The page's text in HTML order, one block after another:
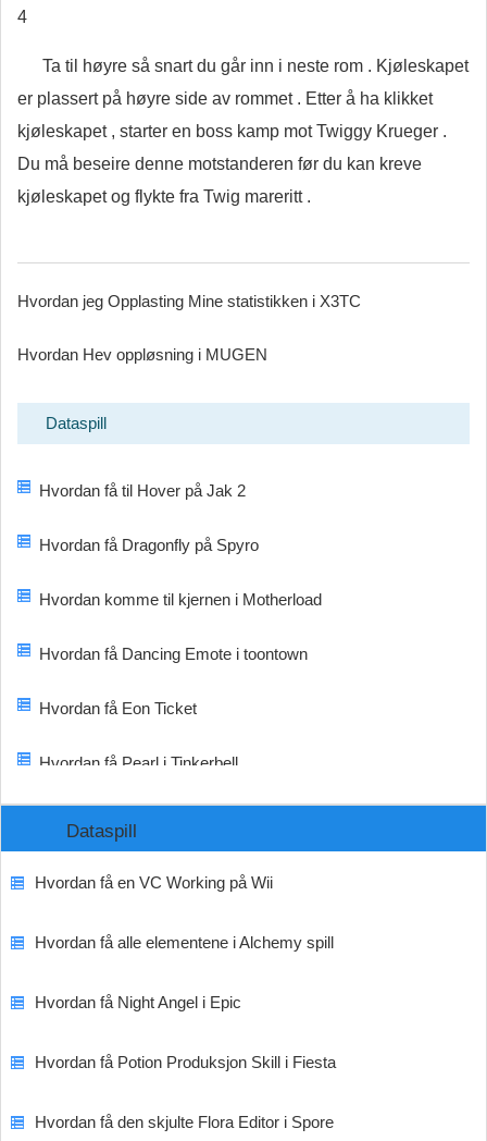
4
Ta til høyre så snart du går inn i neste rom . Kjøleskapet
er plassert på høyre side av rommet . Etter å ha klikket
kjøleskapet , starter en boss kamp mot Twiggy Krueger .
Du må beseire denne motstanderen før du kan kreve
kjøleskapet og flykte fra Twig mareritt .
Hvordan jeg Opplasting Mine statistikken i X3TC
Hvordan Hev oppløsning i MUGEN
Dataspill
Hvordan få til Hover på Jak 2
Hvordan få Dragonfly på Spyro
Hvordan komme til kjernen i Motherload
Hvordan få Dancing Emote i toontown
Hvordan få Eon Ticket
Hvordan få Pearl i Tinkerbell
Dataspill
Hvordan få en VC Working på Wii
Hvordan få alle elementene i Alchemy spill
Hvordan få Night Angel i Epic
Hvordan få Potion Produksjon Skill i Fiesta
Hvordan få den skjulte Flora Editor i Spore